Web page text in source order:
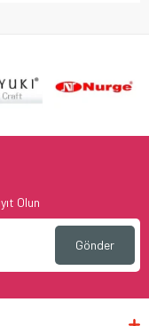
Olun
Gönder